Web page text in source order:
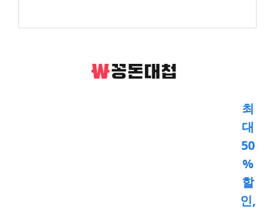
최
대
50
%
할
인,